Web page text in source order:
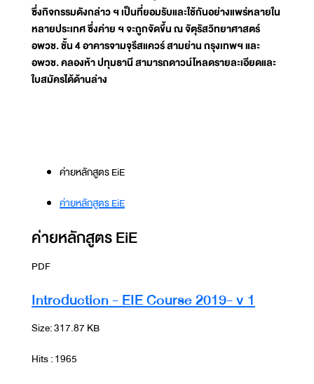
ซึ่งกิจกรรมดังกล่าว ฯ เป็นที่ยอมรับและใช้กันอย่างแพร่หลายใน
หลายประเทศ ซึ่งค่าย ฯ จะถูกจัดขึ้น ณ จัตุรัสวิทยาศาสตร์
อพวช. ชั้น 4 อาคารจามจุรีสแควร์ สามย่าน กรุงเทพฯ และ
อพวช. คลองห้า ปทุมธานี สามารถดาวน์โหลดรายละเอียดและ
ใบสมัครได้ด้านล่าง
ค่ายหลักสูตร EiE
ค่ายหลักสูตร EiE
ค่ายหลักสูตร EiE
PDF
Introduction - EIE Course 2019- v 1
Size: 317.87 KB
Hits : 1965